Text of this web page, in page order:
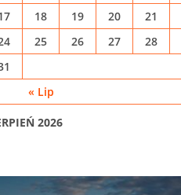
2026
« Lip
18 19 20 21
25 26 27 28